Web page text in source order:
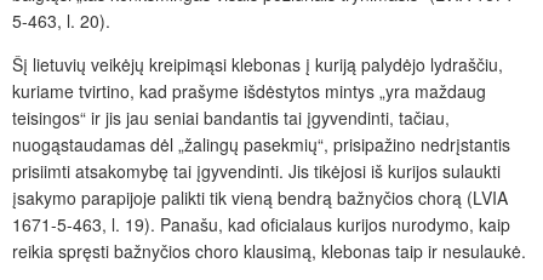
5-463, l. 20).
Šį lietuvių veikėjų kreipimąsi klebonas į kuriją palydėjo lydraščiu,
kuriame tvirtino, kad prašyme išdėstytos mintys „yra maždaug
teisingos“ ir jis jau seniai bandantis tai įgyvendinti, tačiau,
nuogąstaudamas dėl „žalingų pasekmių“, prisipažino nedrįstantis
prisiimti atsakomybę tai įgyvendinti. Jis tikėjosi iš kurijos sulaukti
įsakymo parapijoje palikti tik vieną bendrą bažnyčios chorą (LVIA
1671-5-463, l. 19). Panašu, kad oficialaus kurijos nurodymo, kaip
reikia spręsti bažnyčios choro klausimą, klebonas taip ir nesulaukė.